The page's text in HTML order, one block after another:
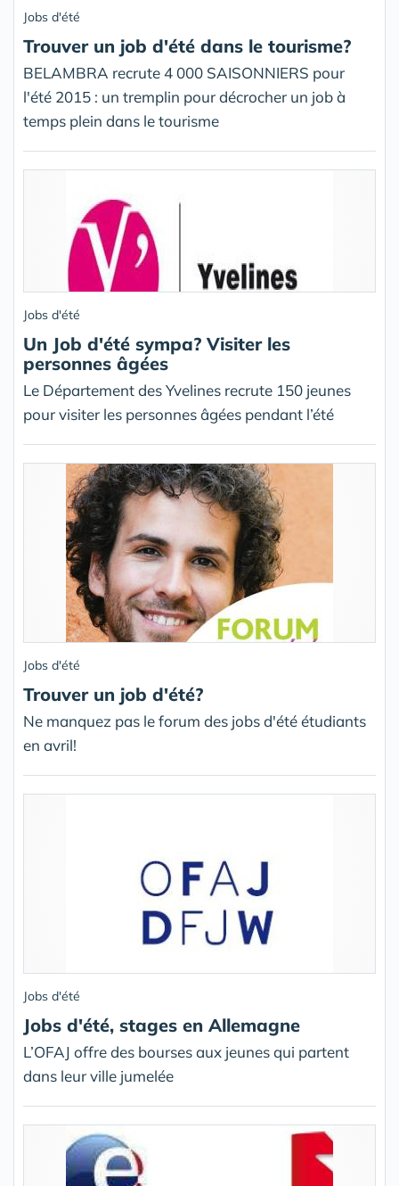
Jobs d'été
Trouver un job d'été dans le tourisme?
BELAMBRA recrute 4 000 SAISONNIERS pour
l'été 2015 : un tremplin pour décrocher un job à
temps plein dans le tourisme
Jobs d'été
Un Job d'été sympa? Visiter les
personnes âgées
Le Département des Yvelines recrute 150 jeunes
pour visiter les personnes âgées pendant l’été
Jobs d'été
Trouver un job d'été?
Ne manquez pas le forum des jobs d'été étudiants
en avril!
Jobs d'été
Jobs d'été, stages en Allemagne
L’OFAJ offre des bourses aux jeunes qui partent
dans leur ville jumelée